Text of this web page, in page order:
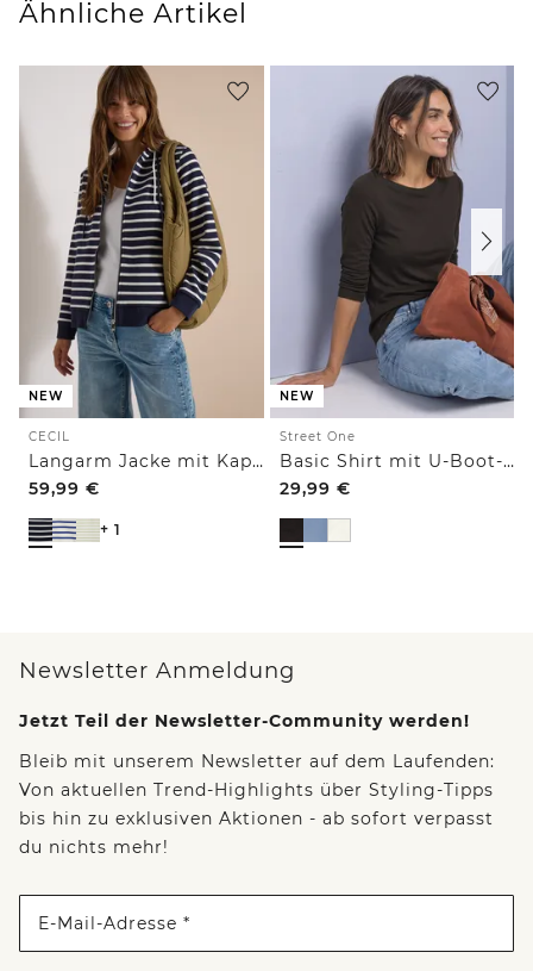
Ähnliche Artikel
NEW
CECIL
Langarm Jacke mit Kapuze und Struktur
59,99 €
+ 1
NEW
Street One
Basic Shirt mit U-Boot-Ausschnitt
29,99 €
Newsletter Anmeldung
Jetzt Teil der Newsletter-Community werden!
Bleib mit unserem Newsletter auf dem Laufenden:
Von aktuellen Trend-Highlights über Styling-Tipps
bis hin zu exklusiven Aktionen - ab sofort verpasst
du nichts mehr!
E-Mail-Adresse *